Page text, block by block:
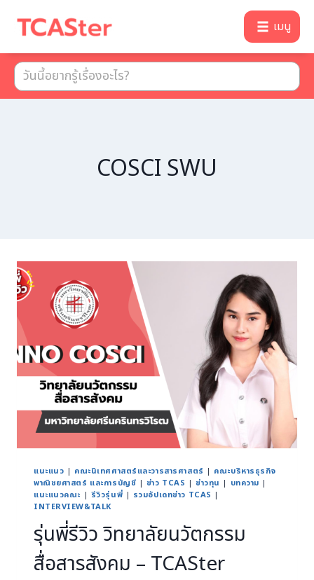
เมนู
COSCI SWU
แนะแนว | คณะนิเทศศาสตร์และวารสารศาสตร์ | คณะบริหารธุรกิจ
พาณิชยศาสตร์ และการบัญชี | ข่าว TCAS |ข่าวทุน | บทความ |
แนะแนวคณะ | รีวิวรุ่นพี่ | รวมอัปเดทข่าว TCAS |
INTERVIEW&TALK
รุ่นพี่รีวิว วิทยาลัยนวัตกรรม
สื่อสารสังคม – TCASter